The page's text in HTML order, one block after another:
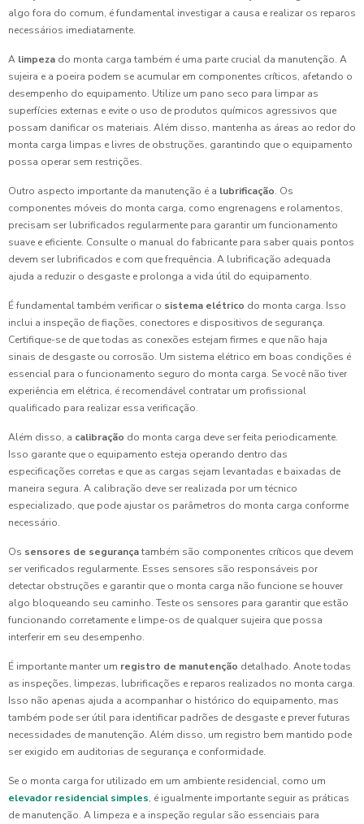
algo fora do comum, é fundamental investigar a causa e realizar os reparos
necessários imediatamente.
A limpeza do monta carga também é uma parte crucial da manutenção. A
sujeira e a poeira podem se acumular em componentes críticos, afetando o
desempenho do equipamento. Utilize um pano seco para limpar as
superfícies externas e evite o uso de produtos químicos agressivos que
possam danificar os materiais. Além disso, mantenha as áreas ao redor do
monta carga limpas e livres de obstruções, garantindo que o equipamento
possa operar sem restrições.
Outro aspecto importante da manutenção é a lubrificação. Os
componentes móveis do monta carga, como engrenagens e rolamentos,
precisam ser lubrificados regularmente para garantir um funcionamento
suave e eficiente. Consulte o manual do fabricante para saber quais pontos
devem ser lubrificados e com que frequência. A lubrificação adequada
ajuda a reduzir o desgaste e prolonga a vida útil do equipamento.
É fundamental também verificar o sistema elétrico do monta carga. Isso
inclui a inspeção de fiações, conectores e dispositivos de segurança.
Certifique-se de que todas as conexões estejam firmes e que não haja
sinais de desgaste ou corrosão. Um sistema elétrico em boas condições é
essencial para o funcionamento seguro do monta carga. Se você não tiver
experiência em elétrica, é recomendável contratar um profissional
qualificado para realizar essa verificação.
Além disso, a calibração do monta carga deve ser feita periodicamente.
Isso garante que o equipamento esteja operando dentro das
especificações corretas e que as cargas sejam levantadas e baixadas de
maneira segura. A calibração deve ser realizada por um técnico
especializado, que pode ajustar os parâmetros do monta carga conforme
necessário.
Os sensores de segurançatambém são componentes críticos que devem
ser verificados regularmente. Esses sensores são responsáveis por
detectar obstruções e garantir que o monta carga não funcione se houver
algo bloqueando seu caminho. Teste os sensores para garantir que estão
funcionando corretamente e limpe-os de qualquer sujeira que possa
interferir em seu desempenho.
É importante manter um registro de manutenção detalhado. Anote todas
as inspeções, limpezas, lubrificações e reparos realizados no monta carga.
Isso não apenas ajuda a acompanhar o histórico do equipamento, mas
também pode ser útil para identificar padrões de desgaste e prever futuras
necessidades de manutenção. Além disso, um registro bem mantido pode
ser exigido em auditorias de segurança e conformidade.
Se o monta carga for utilizado em um ambiente residencial, como um
elevador residencial simples, é igualmente importante seguir as práticas
de manutenção. A limpeza e a inspeção regular são essenciais para